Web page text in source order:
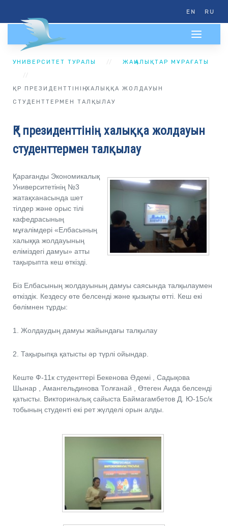
EN RU
УНИВЕРСИТЕТ ТУРАЛЫ ЖАҢАЛЫҚТАР МҰРАҒАТЫ
ҚР ПРЕЗИДЕНТТІНІҢ ХАЛЫҚҚА ЖОЛДАУЫН
СТУДЕНТТЕРМЕН ТАЛҚЫЛАУ
ҚР президенттінің халыққа жолдауын
студенттермен талқылау
Қарағанды Экономикалық
Университетінің №3
жатақханасында шет
тілдер және орыс тілі
кафедрасының
мұғалімдері «Елбасының
халыққа жолдауының
еліміздегі дамуы» атты
тақырыпта кеш өткізді.
Біз Елбасының жолдауының дамуы саясында талқылаумен
өткіздік. Кездесу өте белсенді және қызықты өтті. Кеш екі
бөлімнен тұрды:
1. Жолдаудың дамуы жайындағы талқылау
2. Тақырыпқа қатысты әр түрлі ойындар.
Кеште Ф-11к студенттері Бекенова Әдемі , Садықова
Шынар , Амангельдинова Толғанай , Өтеген Аида белсенді
қатысты. Викториналық сайыста Баймагамбетов Д. Ю-15с/к
тобының студенті екі рет жүлделі орын алды.